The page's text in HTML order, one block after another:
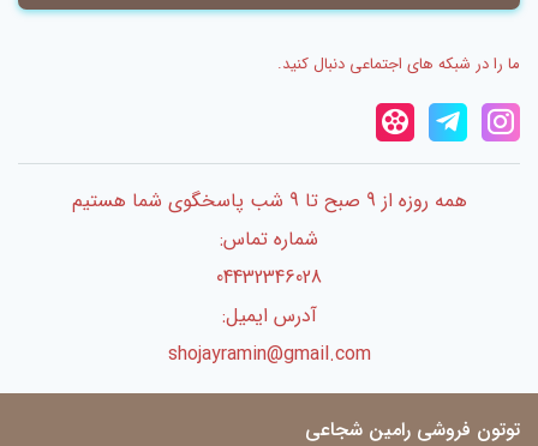
ما را در شبکه های اجتماعی دنبال کنید.
همه روزه از 9 صبح تا 9 شب پاسخگوی شما هستیم
شماره تماس:
04432346028
آدرس ایمیل:
shojayramin@gmail.com
توتون فروشی رامین شجاعی